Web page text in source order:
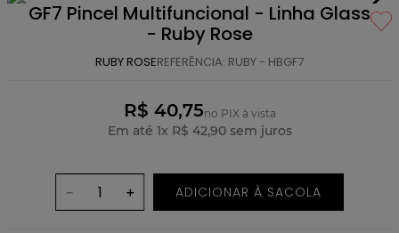
GF7 Pincel Multifuncional - Linha Glass
- Ruby Rose
RUBY ROSEREFERÊNCIA: RUBY - HBGF7
R$ 40,75no PIX à vista
Em até 1x R$ 42,90sem juros
＋
－ ADICIONAR À SACOLA